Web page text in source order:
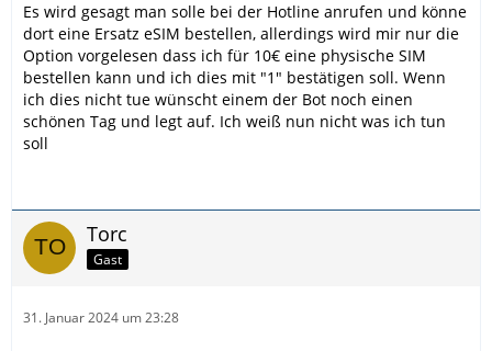
Es wird gesagt man solle bei der Hotline anrufen und könne
dort eine Ersatz eSIM bestellen, allerdings wird mir nur die
Option vorgelesen dass ich für 10€ eine physische SIM
bestellen kann und ich dies mit "1" bestätigen soll. Wenn
ich dies nicht tue wünscht einem der Bot noch einen
schönen Tag und legt auf. Ich weiß nun nicht was ich tun
soll
Torc
Gast
31. Januar 2024 um 23:28